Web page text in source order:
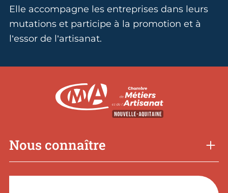
Elle accompagne les entreprises dans leurs
mutations et participe à la promotion et à
l’essor de l’artisanat.
Nous connaître